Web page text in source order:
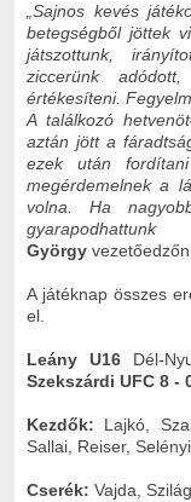
„Sajnos kevés
betegségből jöttek
játszottunk,
ziccerünk
értékesíteni.
A találkozó
aztán jött a
ezek után
megérdemelnek a
volna. Ha
György
A játéknap összes
el.
Leány U16Dél-
Szekszárdi UFC 8 -
Kezdők: Lajkó,
Sallai, Reiser,
Cserék: Vajda,